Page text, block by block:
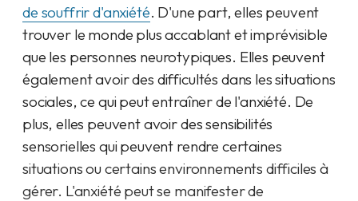
de souffrir d'anxiété. D'une part, elles peuvent
trouver le monde plus accablant et imprévisible
que les personnes neurotypiques. Elles peuvent
également avoir des difficultés dans les situations
sociales, ce qui peut entraîner de l'anxiété. De
plus, elles peuvent avoir des sensibilités
sensorielles qui peuvent rendre certaines
situations ou certains environnements difficiles à
gérer. L'anxiété peut se manifester de